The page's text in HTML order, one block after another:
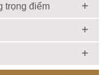
trọng điểm